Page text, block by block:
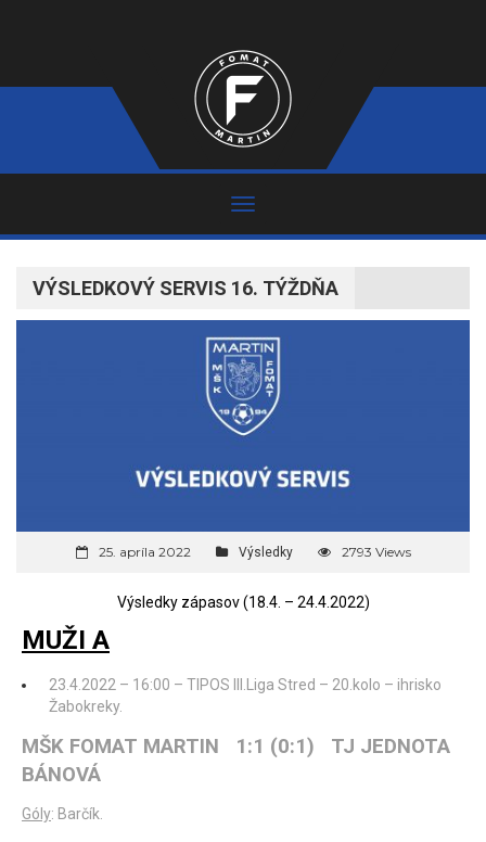
VÝSLEDKOVÝ SERVIS 16. TÝŽDŇA
25. apríla 2022 Výsledky 2793 Views
Výsledky zápasov (18.4. – 24.4.2022)
MUŽI A
23.4.2022 – 16:00 – TIPOS III.Liga Stred – 20.kolo – ihrisko
Žabokreky.
MŠK FOMAT MARTIN 1:1 (0:1) TJ JEDNOTA
BÁNOVÁ
Góly: Barčík.